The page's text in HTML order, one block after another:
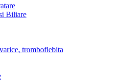
Biliare
tromboflebita